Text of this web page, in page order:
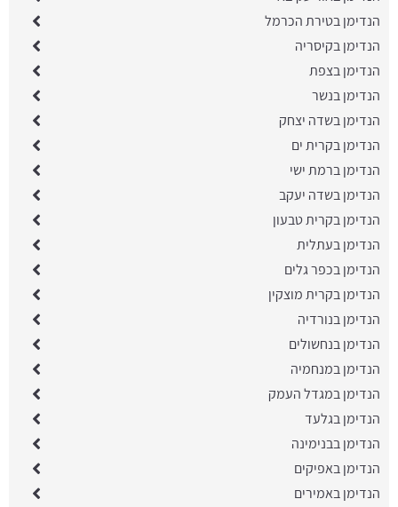
הנדימן בטירת הכרמל
הנדימן בקיסריה
הנדימן בצפת
הנדימן בנשר
הנדימן בשדה יצחק
הנדימן בקרית ים
הנדימן ברמת ישי
הנדימן בשדה יעקב
הנדימן בקרית טבעון
הנדימן בעתלית
הנדימן בכפר גלים
הנדימן בקרית מוצקין
הנדימן בנורדיה
הנדימן בנחשולים
הנדימן במנחמיה
הנדימן במגדל העמק
הנדימן בגלעד
הנדימן בבנימינה
הנדימן באפיקים
הנדימן באמירים